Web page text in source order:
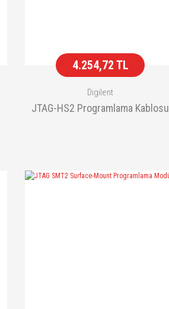
4.254,72 TL
Digilent
JTAG-HS2 Programlama Kablosu